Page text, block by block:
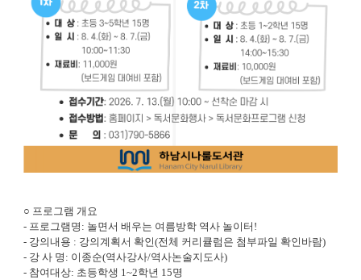
○ 프로그램 개요
- 프로그램명: 놀면서 배우는 여름방학 역사 놀이터!
- 강의내용 : 강의계획서 확인(전체 커리큘럼은 첨부파일 확인바람)
- 강 사 명: 이종순(역사강사/역사논술지도사)
- 참여대상: 초등학생 1~2학년 15명